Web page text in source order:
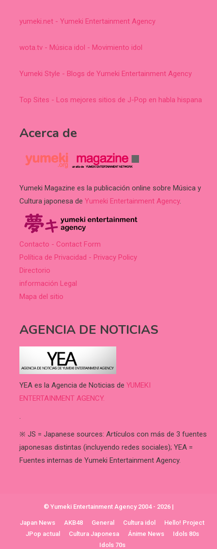
yumeki.net - Yumeki Entertainment Agency
wota.tv - Música idol - Movimiento idol
Yumeki Style - Blogs de Yumeki Entertainment Agency
Top Sites - Los mejores sitios de J-Pop en habla hispana
Acerca de
Yumeki Magazine es la publicación online sobre Música y
Cultura japonesa de Yumeki Entertainment Agency.
Contacto - Contact Form
Política de Privacidad - Privacy Policy
Directorio
información Legal
Mapa del sitio
AGENCIA DE NOTICIAS
YEA es la Agencia de Noticias de YUMEKI
ENTERTAINMENT AGENCY.
.
※ JS = Japanese sources: Artículos con más de 3 fuentes
japonesas distintas (incluyendo redes sociales); YEA =
Fuentes internas de Yumeki Entertainment Agency.
© Yumeki Entertainment Agency 2004 - 2026 |
Japan News AKB48 General Cultura idol
Hello! Project
JPop actual
Cultura Japonesa Ánime News
Idols 80s
Idols 70s